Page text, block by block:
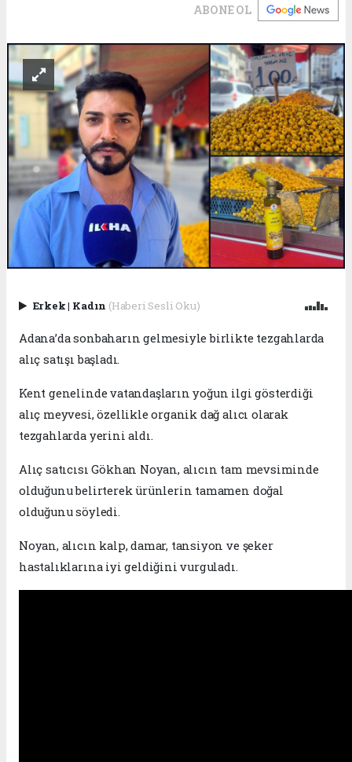
ABONE OL
Erkek| Kadın (Haberi Sesli Oku)
Adana’da sonbaharın gelmesiyle birlikte tezgahlarda
alıç satışı başladı.
Kent genelinde vatandaşların yoğun ilgi gösterdiği
alıç meyvesi, özellikle organik dağ alıcı olarak
tezgahlarda yerini aldı.
Alıç satıcısı Gökhan Noyan, alıcın tam mevsiminde
olduğunu belirterek ürünlerin tamamen doğal
olduğunu söyledi.
Noyan, alıcın kalp, damar, tansiyon ve şeker
hastalıklarına iyi geldiğini vurguladı.